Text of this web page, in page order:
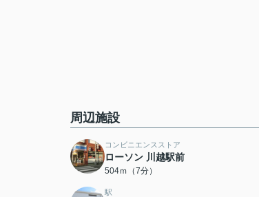
周辺施設
コンビニエンスストア
ローソン 川越駅前
504ｍ（7分）
駅